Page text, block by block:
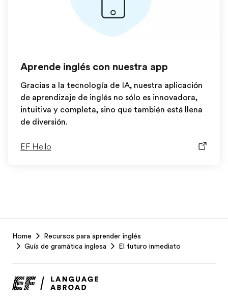
Aprende inglés con nuestra app
Gracias a la tecnología de IA, nuestra aplicación
de aprendizaje de inglés no sólo es innovadora,
intuitiva y completa, sino que también está llena
de diversión.
EF Hello
Footer
Home
Recursos para aprender inglés
Guía de gramática inglesa
El futuro inmediato